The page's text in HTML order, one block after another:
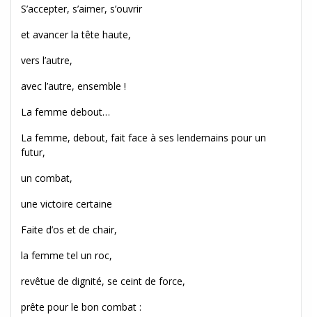
S’accepter, s’aimer, s’ouvrir
et avancer la tête haute,
vers l’autre,
avec l’autre, ensemble !
La femme debout…
La femme, debout, fait face à ses lendemains pour un
futur,
un combat,
une victoire certaine
Faite d’os et de chair,
la femme tel un roc,
revêtue de dignité, se ceint de force,
prête pour le bon combat :